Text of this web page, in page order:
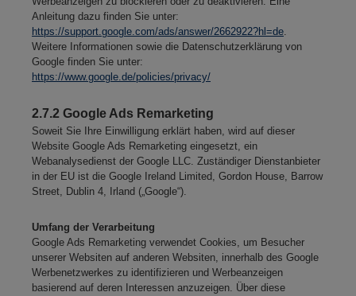
Anleitung dazu finden Sie unter:
https://support.google.com/ads/answer/2662922?hl=de
Weitere Informationen sowie die Datenschutzerklärung von
Google finden Sie unter:
https://www.google.de/policies/privacy/
2.7.2 Google Ads Remarketing
Soweit Sie Ihre Einwilligung erklärt haben, wird auf dieser
Website Google Ads Remarketing eingesetzt, ein
Webanalysedienst der Google LLC. Zuständiger Dienstanbieter
in der EU ist die Google Ireland Limited, Gordon House, Barrow
Street, Dublin 4, Irland („Google“).
Umfang der Verarbeitung
Google Ads Remarketing verwendet Cookies, um Besucher
unserer Websiten auf anderen Websiten, innerhalb des Google
Werbenetzwerkes zu identifizieren und Werbeanzeigen
basierend auf deren Interessen anzuzeigen. Über diese